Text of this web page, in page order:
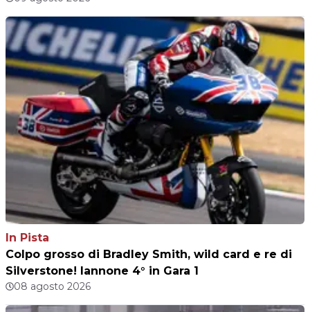
In Pista
Colpo grosso di Bradley Smith, wild card e re di
Silverstone! Iannone 4° in Gara 1
08 agosto 2026